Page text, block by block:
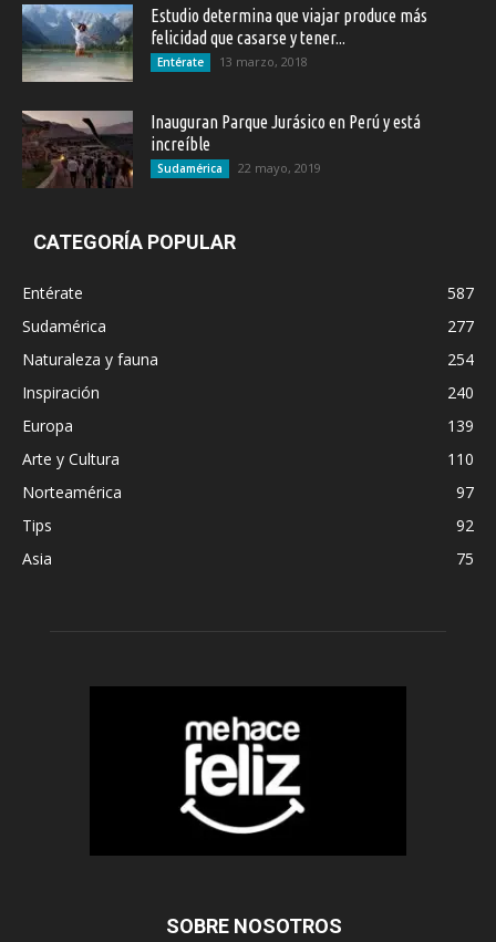
Estudio determina que viajar produce más
felicidad que casarse y tener...
Entérate 13 marzo, 2018
Inauguran Parque Jurásico en Perú y está
increíble
Sudamérica 22 mayo, 2019
CATEGORÍA POPULAR
Entérate
587
Sudamérica
277
Naturaleza y fauna
254
Inspiración
240
Europa
139
Arte y Cultura
110
Norteamérica
97
Tips
92
Asia
75
SOBRE NOSOTROS